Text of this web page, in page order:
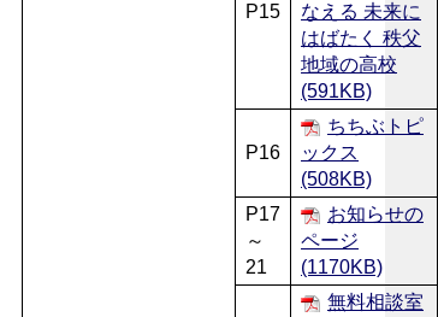
P15
なえる 未来に
はばたく 秩父
地域の高校
(591KB)
P16
ちちぶトピ
ックス
(508KB)
P17
～
21
お知らせの
ページ
(1170KB)
無料相談室